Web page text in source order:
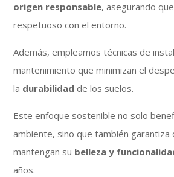
origen responsable, asegurando
respetuoso con el entorno.
Además, empleamos técnicas de
mantenimiento que minimizan el
la durabilidad de los suelos.
Este enfoque sostenible no solo
ambiente, sino que también garantiza
mantengan su belleza y
años.